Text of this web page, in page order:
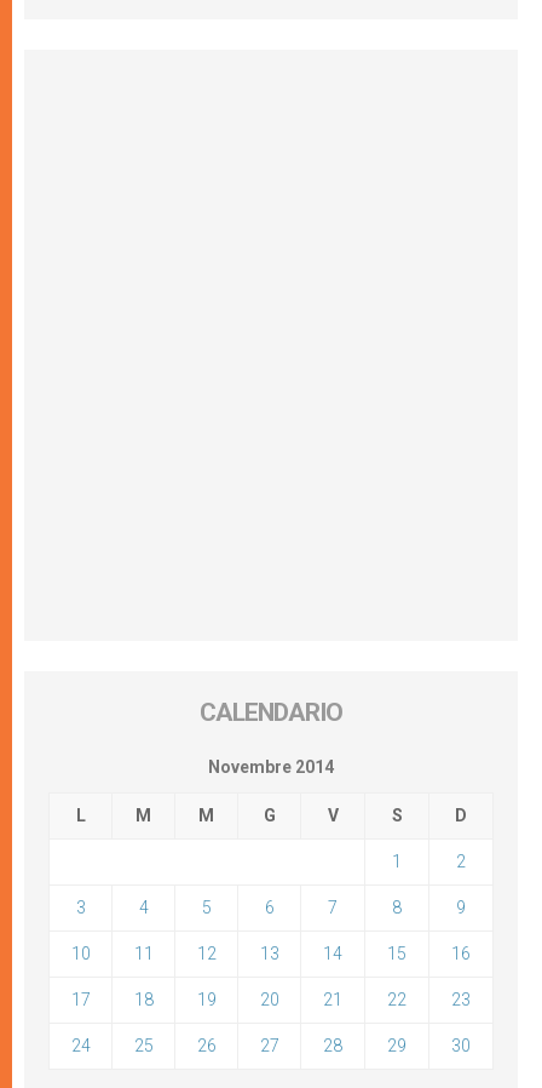
CALENDARIO
Novembre 2014
L M M G V S D
1 2
3 4 5 6 7 8 9
10 11 12 13 14 15 16
17 18 19 20 21 22 23
24 25 26 27 28 29 30